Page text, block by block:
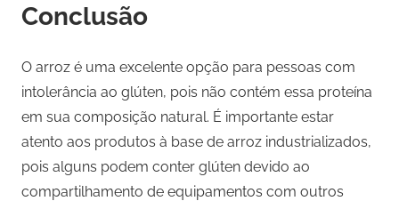
Conclusão
O arroz é uma excelente opção para pessoas com
intolerância ao glúten, pois não contém essa proteína
em sua composição natural. É importante estar
atento aos produtos à base de arroz industrializados,
pois alguns podem conter glúten devido ao
compartilhamento de equipamentos com outros